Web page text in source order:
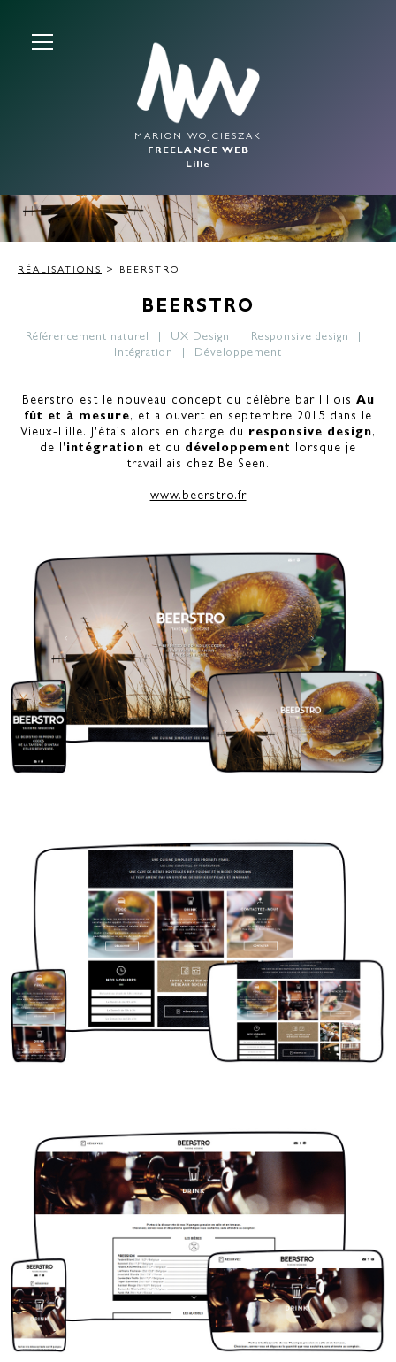
MARION WOJCIESZAK
FREELANCE WEB
Lille
RÉALISATIONS > BEERSTRO
BEERSTRO
Référencement naturel UX Design
Responsive design
Intégration
Développement
Beerstro est le nouveau concept du célèbre bar lillois Au
fût et à mesure, et a ouvert en septembre 2015 dans le
Vieux-Lille. J'étais alors en charge du responsive design,
de l' intégration et du développement
lorsque je
travaillais chez Be Seen.
www.beerstro.fr